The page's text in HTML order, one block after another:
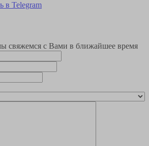
в Telegram
свяжемся с Вами в ближайшее время